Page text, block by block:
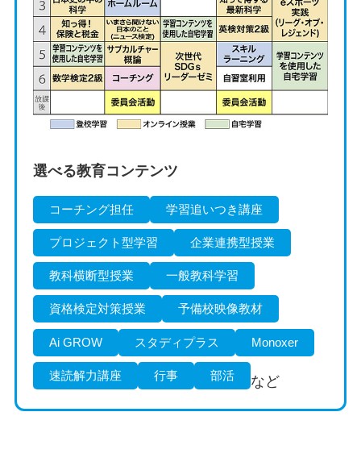
選べる教育コンテンツ
コーチング担任 学習追いつき講座
プロジェクト型学習 企業連携型授業
教科横断型授業 一般教科学習
資格検定対策授業 予備校映像教材
Ai GROW スタディプラス Monoxer
速読解力講座 行事 部活 など